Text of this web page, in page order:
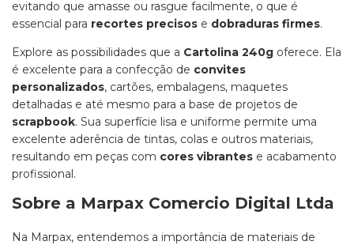
evitando que amasse ou rasgue facilmente, o que é
essencial para recortes precisos e dobraduras firmes.
Explore as possibilidades que a Cartolina 240g oferece. Ela
é excelente para a confecção de convites
personalizados, cartões, embalagens, maquetes
detalhadas e até mesmo para a base de projetos de
scrapbook. Sua superfície lisa e uniforme permite uma
excelente aderência de tintas, colas e outros materiais,
resultando em peças com cores vibrantes e acabamento
profissional.
Sobre a Marpax Comercio Digital Ltda
Na Marpax, entendemos a importância de materiais de